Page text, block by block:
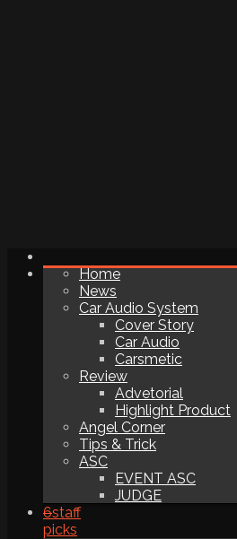
Home
News
Car Audio System
Cover Story
Car Audio
Carsmetic
Review
Advetorial
Highlight Product
Angel Corner
Tips & Trick
ASC
EVENT ASC
JUDGE
6staff
picks